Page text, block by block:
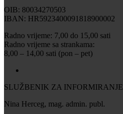
OIB: 80034270503
IBAN: HR5923400091818900002
Radno vrijeme: 7,00 do 15,00 sati
Radno vrijeme sa strankama:
8,00 – 14,00 sati (pon – pet)
SLUŽBENIK ZA INFORMIRANJE
Nina Herceg, mag. admin. publ.